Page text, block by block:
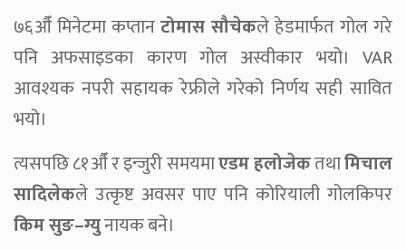
७६औँ मिनेटमा कप्तानटोमास सौचेकले हेडमार्फत गोल गरे
पनि अफसाइडका कारण गोल अस्वीकार भयो। VAR
आवश्यक नपरी सहायक रेफ्रीले गरेको निर्णय सही सावित
भयो।
त्यसपछि ८१औँ र इन्जुरी समयमाएडम हलोजेकतथामिचाल
सादिलेकले उत्कृष्ट अवसर पाए पनि कोरियाली गोलकिपर
किम सुङ–ग्युनायक बने।